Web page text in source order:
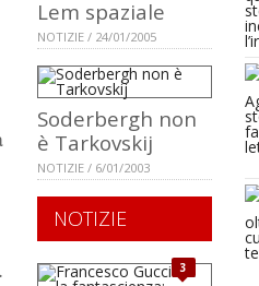
Lem spaziale
NOTIZIE / 24/01/2005
Soderbergh non
è Tarkovskij
NOTIZIE / 6/01/2003
NOTIZIE
3